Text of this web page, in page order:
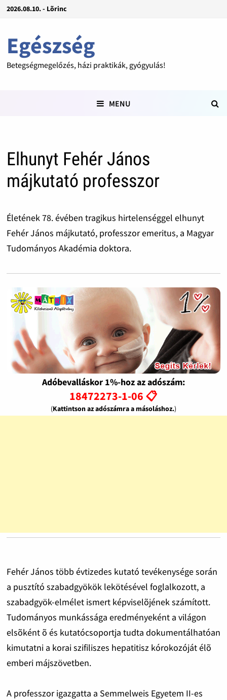
2026.08.10. - Lõrinc
Egészség
Betegségmegelőzés, házi praktikák, gyógyulás!
MENU
Elhunyt Fehér János
májkutató professzor
Életének 78. évében tragikus hirtelenséggel elhunyt
Fehér János májkutató, professzor emeritus, a Magyar
Tudományos Akadémia doktora.
Adóbevalláskor 1%-hoz az adószám:
18472273-1-06 📋
(Kattintson az adószámra a másoláshoz.)
Fehér János több évtizedes kutató tevékenysége során
a pusztító szabadgyökök lekötésével foglalkozott, a
szabadgyök-elmélet ismert képviselõjének számított.
Tudományos munkássága eredményeként a világon
elsõként õ és kutatócsoportja tudta dokumentálhatóan
kimutatni a korai szifiliszes hepatitisz kórokozóját élõ
emberi májszövetben.
A professzor igazgatta a Semmelweis Egyetem II-es